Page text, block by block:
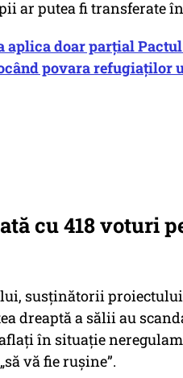
ar putea fi transferate în
aplica doar parțial
povara refugiaților
cu 418 voturi
susținătorii
dreaptă a sălii au
în situație
„să vă fie rușine”.